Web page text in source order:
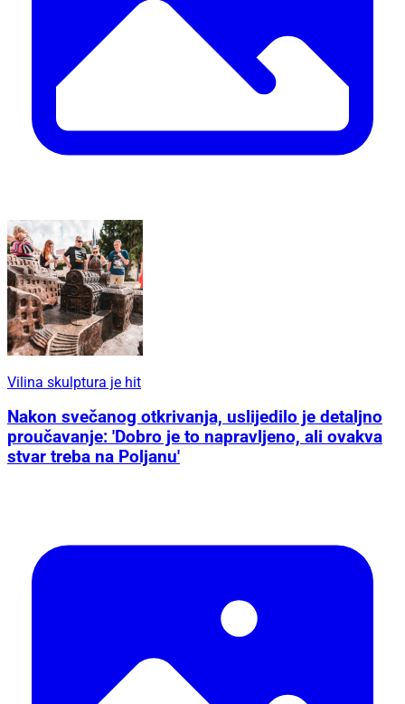
Vilina skulptura je hit
Nakon svečanog otkrivanja, uslijedilo je detaljno
proučavanje: 'Dobro je to napravljeno, ali ovakva
stvar treba na Poljanu'